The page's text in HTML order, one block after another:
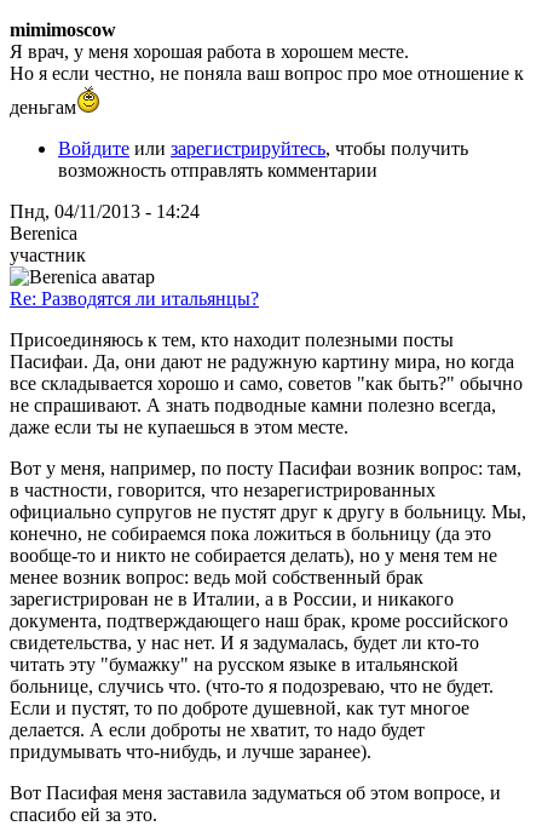
mimimoscow
Я врач, у меня хорошая работа в хорошем месте.
Но я если честно, не поняла ваш вопрос про мое отношение к
деньгам
Войдите или зарегистрируйтесь, чтобы получить
возможность отправлять комментарии
Пнд, 04/11/2013 - 14:24
Berenica
участник
Re: Разводятся ли итальянцы?
Присоединяюсь к тем, кто находит полезными посты
Пасифаи. Да, они дают не радужную картину мира, но когда
все складывается хорошо и само, советов "как быть?" обычно
не спрашивают. А знать подводные камни полезно всегда,
даже если ты не купаешься в этом месте.
Вот у меня, например, по посту Пасифаи возник вопрос: там,
в частности, говорится, что незарегистрированных
официально супругов не пустят друг к другу в больницу. Мы,
конечно, не собираемся пока ложиться в больницу (да это
вообще-то и никто не собирается делать), но у меня тем не
менее возник вопрос: ведь мой собственный брак
зарегистрирован не в Италии, а в России, и никакого
документа, подтверждающего наш брак, кроме российского
свидетельства, у нас нет. И я задумалась, будет ли кто-то
читать эту "бумажку" на русском языке в итальянской
больнице, случись что. (что-то я подозреваю, что не будет.
Если и пустят, то по доброте душевной, как тут многое
делается. А если доброты не хватит, то надо будет
придумывать что-нибудь, и лучше заранее).
Вот Пасифая меня заставила задуматься об этом вопросе, и
спасибо ей за это.